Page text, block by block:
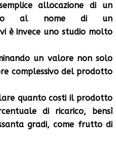
allocazione di un
al nome di un
è invece uno studio molto
un valore non solo
complessivo del prodotto
quanto costi il prodotto
di ricarico, bensì
gradi, come frutto di